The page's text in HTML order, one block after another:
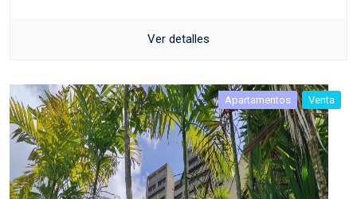
Ver detalles
Apartamentos Venta